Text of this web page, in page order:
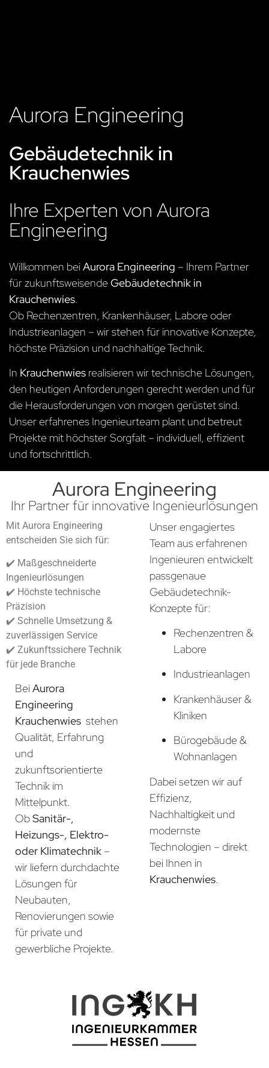
Aurora Engineering
Gebäudetechnik in
Krauchenwies
Ihre Experten von Aurora
Engineering
Willkommen beiAurora Engineering – Ihrem Partner
für zukunftsweisendeGebäudetechnik in
Krauchenwies.
Ob Rechenzentren, Krankenhäuser, Labore oder
Industrieanlagen – wir stehen für innovative Konzepte,
höchste Präzision und nachhaltige Technik.
In Krauchenwies realisieren wir technische Lösungen,
den heutigen Anforderungen gerecht werden und für
die Herausforderungen von morgen gerüstet sind.
Unser erfahrenes Ingenieurteam plant und betreut
Projekte mit höchster Sorgfalt – individuell, effizient
und fortschrittlich.
Aurora Engineering
Ihr Partner für innovative Ingenieurlösungen
Mit Aurora Engineering
entscheiden Sie sich für:
✔️ Maßgeschneiderte
Ingenieurlösungen
✔️ Höchste technische
Präzision
✔️ Schnelle Umsetzung &
zuverlässigen Service
✔️ Zukunftssichere Technik
für jede Branche
BeiAurora
Engineering
Krauchenwies stehen
Qualität, Erfahrung
und
zukunftsorientierte
Technik im
Mittelpunkt.
ObSanitär-,
Heizungs-, Elektro-
oder Klimatechnik –
wir liefern durchdachte
Lösungen für
Neubauten,
Renovierungen sowie
für private und
gewerbliche Projekte.
Unser engagiertes
Team aus erfahrenen
Ingenieuren entwickelt
passgenaue
Gebäudetechnik-
Konzepte für:
Rechenzentren &
Labore
Industrieanlagen
Krankenhäuser &
Kliniken
Bürogebäude &
Wohnanlagen
Dabei setzen wir auf
Effizienz,
Nachhaltigkeit und
modernste
Technologien – direkt
bei Ihnen in
Krauchenwies.